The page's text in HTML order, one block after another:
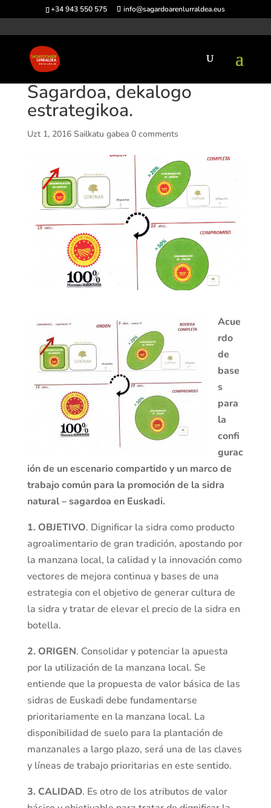
+34 943 550 575 info@sagardoarenlurraldea.eus
Sagardoa, dekalogo
estrategikoa.
Uzt 1, 2016 Sailkatu gabea 0 comments
Acue
rdo
de
base
s
para
la
confi
gurac
ión de un escenario compartido y un marco de
trabajo común para la promoción de la sidra
natural – sagardoa en Euskadi.
1. OBJETIVO. Dignificar la sidra como producto
agroalimentario de gran tradición, apostando por
la manzana local, la calidad y la innovación como
vectores de mejora continua y bases de una
estrategia con el objetivo de generar cultura de
la sidra y tratar de elevar el precio de la sidra en
botella.
2. ORIGEN. Consolidar y potenciar la apuesta
por la utilización de la manzana local. Se
entiende que la propuesta de valor básica de las
sidras de Euskadi debe fundamentarse
prioritariamente en la manzana local. La
disponibilidad de suelo para la plantación de
manzanales a largo plazo, será una de las claves
y líneas de trabajo prioritarias en este sentido.
3. CALIDAD. Es otro de los atributos de valor